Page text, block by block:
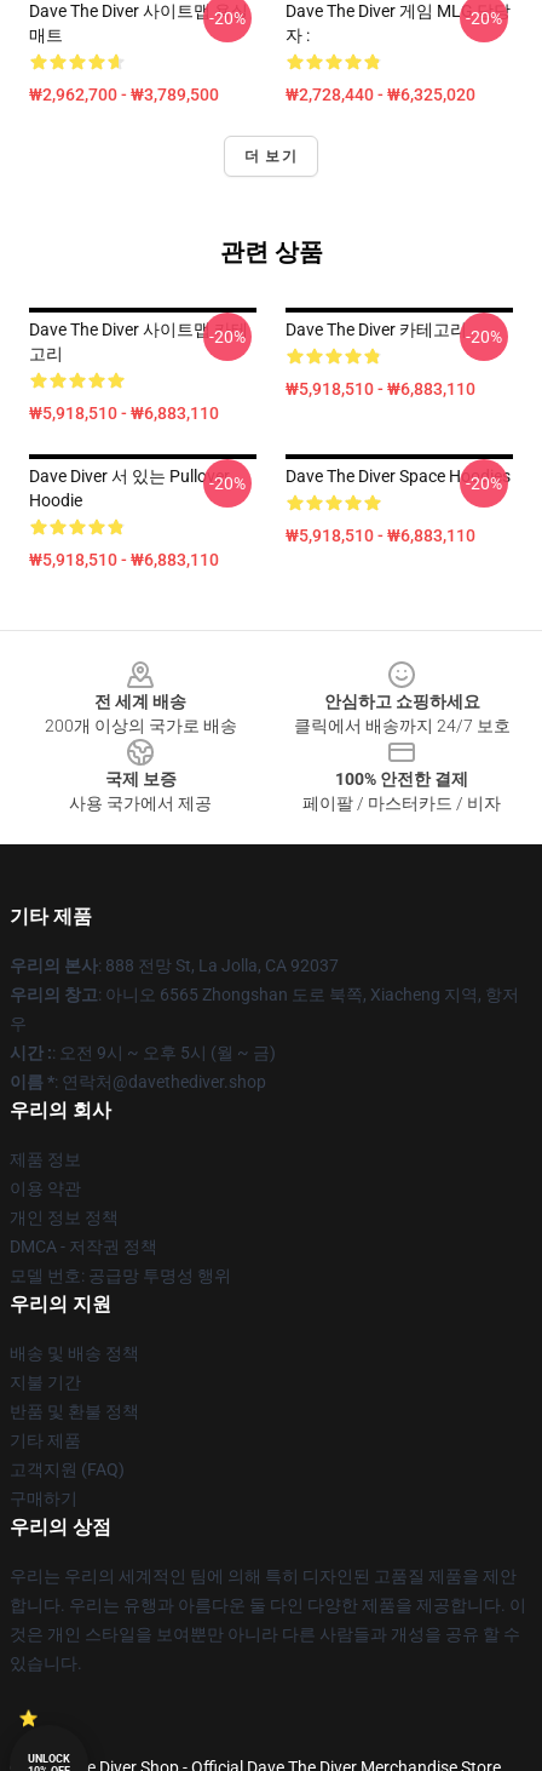
Dave The Diver 사이트맵 욕실
매트
₩2,962,700 - ₩3,789,500
-20%
Dave The Diver 게임 MLG 담당
자 :
₩2,728,440 - ₩6,325,020
-20%
더 보기
관련 상품
Dave The Diver 사이트맵 카테
고리
₩5,918,510 - ₩6,883,110
-20% Dave The Diver 카테고리
₩5,918,510 - ₩6,883,110
-20%
Dave Diver 서 있는 Pullover
Hoodie
₩5,918,510 - ₩6,883,110
-20% Dave The Diver Space Hoodies
₩5,918,510 - ₩6,883,110
-20%
전 세계 배송
200개 이상의 국가로 배송
안심하고 쇼핑하세요
클릭에서 배송까지 24/7 보호
국제 보증
사용 국가에서 제공
100% 안전한 결제
페이팔 / 마스터카드 / 비자
기타 제품
우리의 본사: 888 전망 St, La Jolla, CA 92037
우리의 창고: 아니오 6565 Zhongshan 도로 북쪽, Xiacheng 지역, 항저
우
시간 :: 오전 9시 ~ 오후 5시 (월 ~ 금)
이름 *: 연락처@davethediver.shop
우리의 회사
제품 정보
이용 약관
개인 정보 정책
DMCA - 저작권 정책
모델 번호: 공급망 투명성 행위
우리의 지원
배송 및 배송 정책
지불 기간
반품 및 환불 정책
기타 제품
고객지원 (FAQ)
구매하기
우리의 상점
우리는 우리의 세계적인 팀에 의해 특히 디자인된 고품질 제품을 제안
합니다. 우리는 유행과 아름다운 둘 다인 다양한 제품을 제공합니다. 이
것은 개인 스타일을 보여뿐만 아니라 다른 사람들과 개성을 공유 할 수
있습니다.
UNLOCK